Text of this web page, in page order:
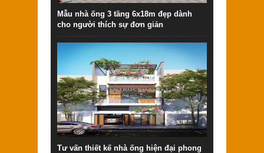
Mẫu nhà ống 3 tầng 6x18m đẹp dành
cho người thích sự đơn giản
Tư vấn thiết kế nhà ống hiện đại phong